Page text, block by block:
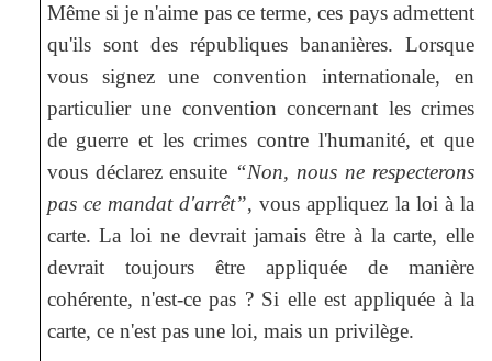
Même si je n'aime pas ce terme, ces pays admettent
qu'ils sont des républiques bananières. Lorsque
vous signez une convention internationale, en
particulier une convention concernant les crimes
de guerre et les crimes contre l'humanité, et que
vous déclarez ensuite “Non, nous ne respecterons
pas ce mandat d'arrêt”, vous appliquez la loi à la
carte. La loi ne devrait jamais être à la carte, elle
devrait toujours être appliquée de manière
cohérente, n'est-ce pas ? Si elle est appliquée à la
carte, ce n'est pas une loi, mais un privilège.